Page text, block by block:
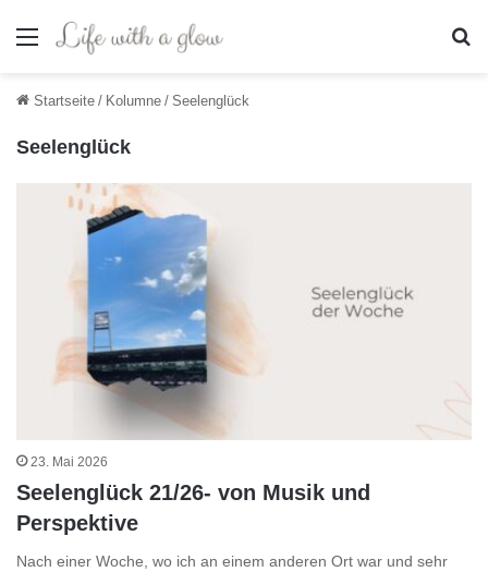
Menü
Startseite / Kolumne / Seelenglück
Seelenglück
23. Mai 2026
Seelenglück 21/26- von Musik und
Perspektive
Nach einer Woche, wo ich an einem anderen Ort war und sehr